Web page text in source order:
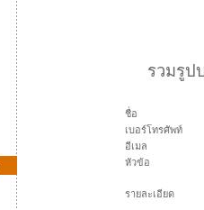
รวมรูป
ชื่อ
เบอร์โทรศัพท์
อีเมล
หัวข้อ
รายละเอียด